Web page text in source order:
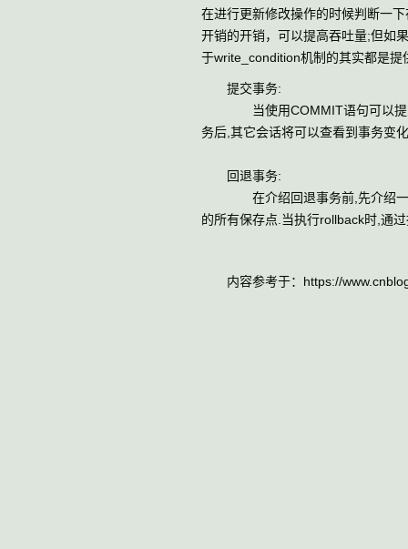
在进行更新修改操作的时候判断一
开销的开销，可以提高吞吐量;但如
于write_condition机制的其实都是提
提交事务:
当使用COMMIT语句可以提交事
务后,其它会话将可以查看到事务变
回退事务:
在介绍回退事务前,先介绍一下保
的所有保存点.当执行rollback时,通
内容参考于：https://